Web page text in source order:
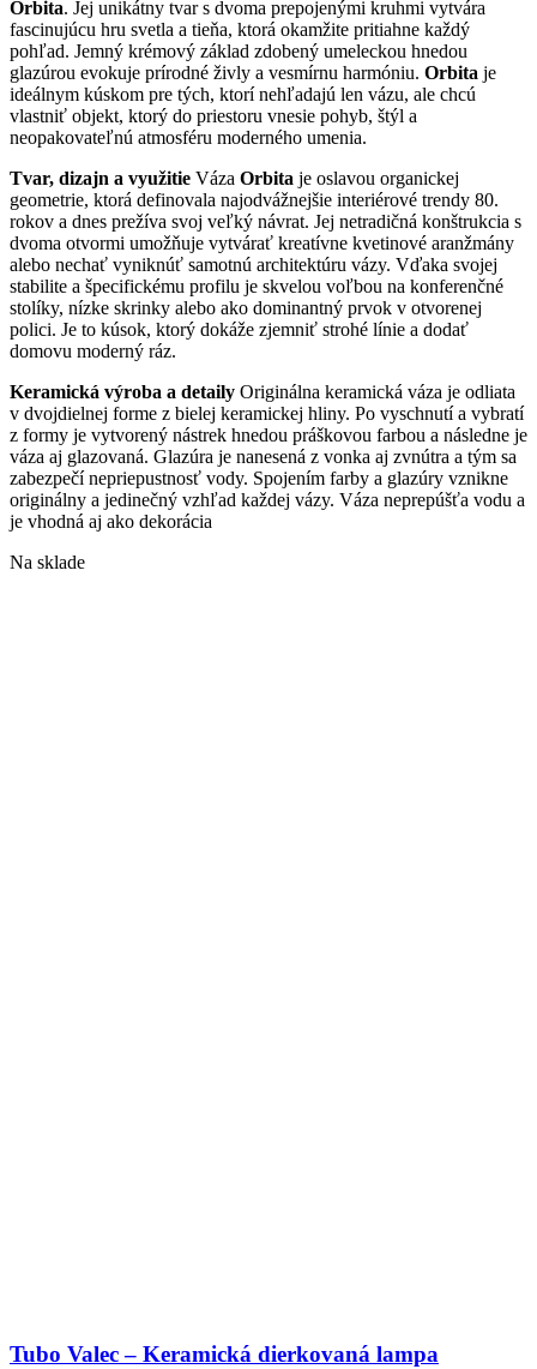
Orbita. Jej unikátny tvar s dvoma prepojenými kruhmi vytvára
fascinujúcu hru svetla a tieňa, ktorá okamžite pritiahne každý
pohľad. Jemný krémový základ zdobený umeleckou hnedou
glazúrou evokuje prírodné živly a vesmírnu harmóniu. Orbita je
ideálnym kúskom pre tých, ktorí nehľadajú len vázu, ale chcú
vlastniť objekt, ktorý do priestoru vnesie pohyb, štýl a
neopakovateľnú atmosféru moderného umenia.
Tvar, dizajn a využitie Váza Orbita je oslavou organickej
geometrie, ktorá definovala najodvážnejšie interiérové trendy 80.
rokov a dnes prežíva svoj veľký návrat. Jej netradičná konštrukcia s
dvoma otvormi umožňuje vytvárať kreatívne kvetinové aranžmány
alebo nechať vyniknúť samotnú architektúru vázy. Vďaka svojej
stabilite a špecifickému profilu je skvelou voľbou na konferenčné
stolíky, nízke skrinky alebo ako dominantný prvok v otvorenej
polici. Je to kúsok, ktorý dokáže zjemniť strohé línie a dodať
domovu moderný ráz.
Keramická výroba a detaily Originálna keramická váza je odliata
v dvojdielnej forme z bielej keramickej hliny. Po vyschnutí a vybratí
z formy je vytvorený nástrek hnedou práškovou farbou a následne je
váza aj glazovaná. Glazúra je nanesená z vonka aj zvnútra a tým sa
zabezpečí nepriepustnosť vody. Spojením farby a glazúry vznikne
originálny a jedinečný vzhľad každej vázy. Váza neprepúšťa vodu a
je vhodná aj ako dekorácia
Na sklade
Tubo Valec – Keramická dierkovaná lampa